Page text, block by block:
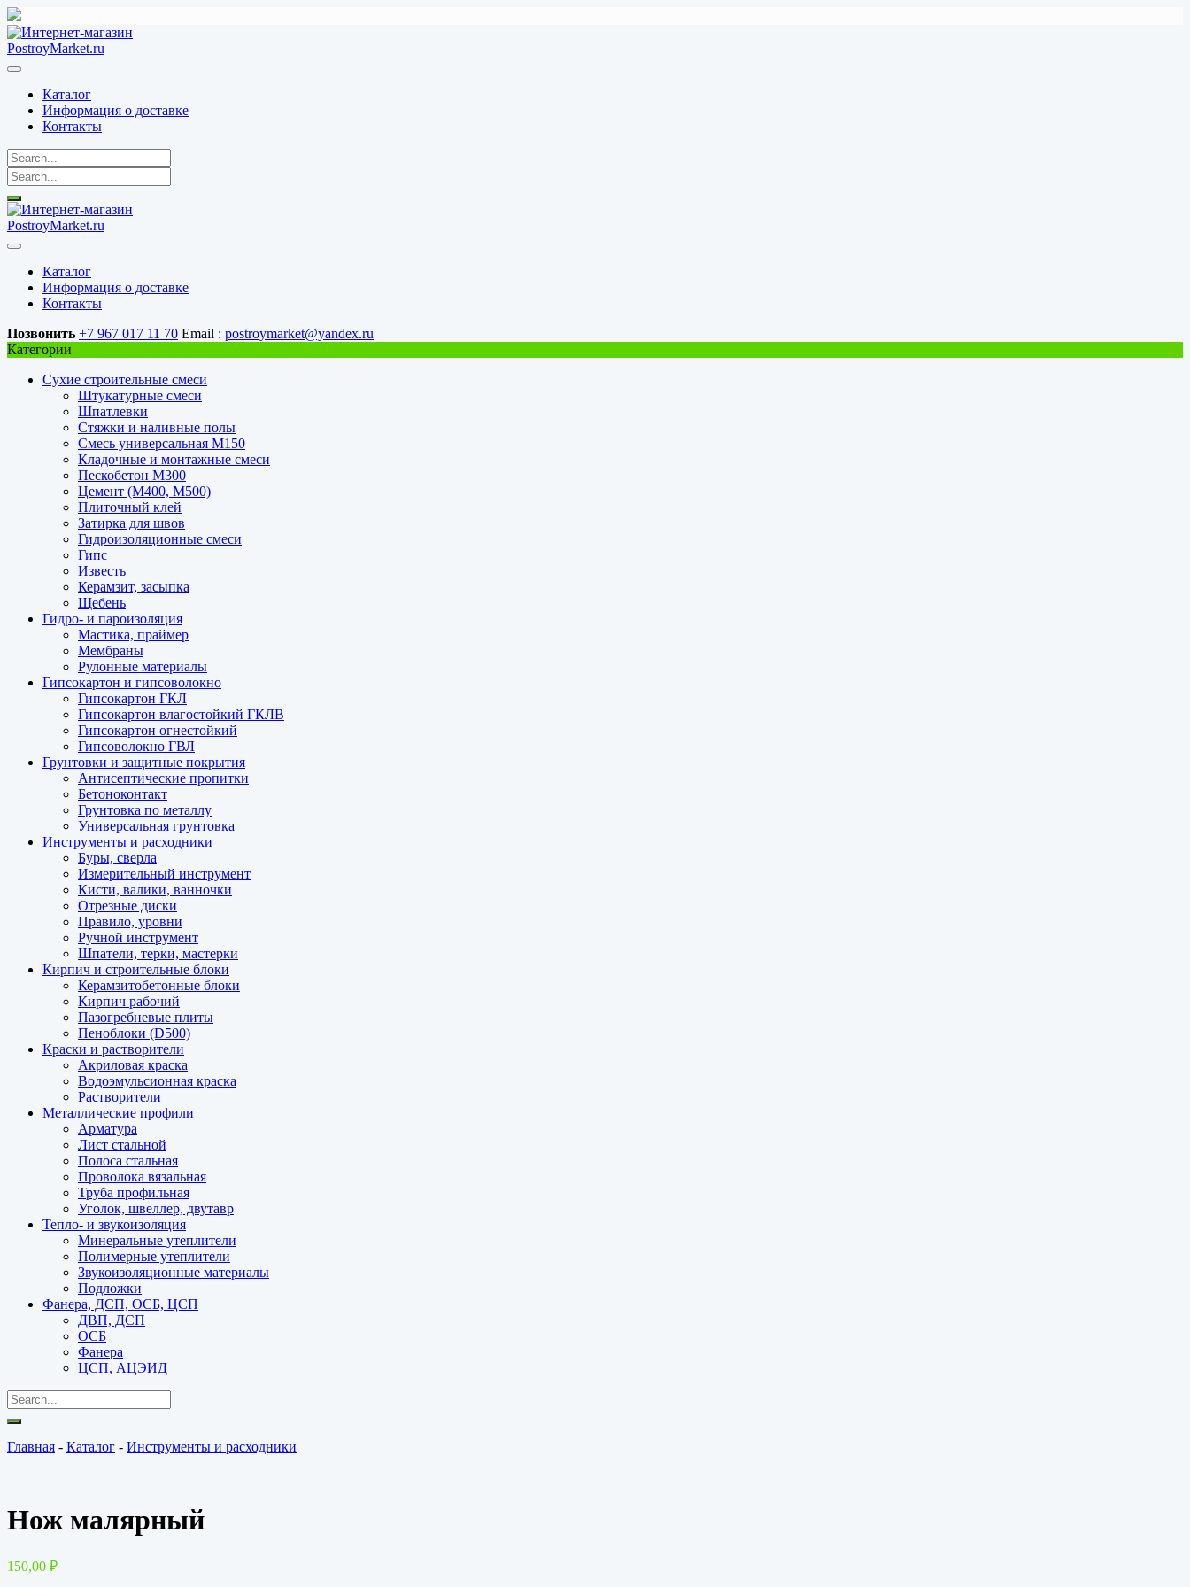
Перейти
к
содержимому
Каталог
Информация о доставке
Контакты
Каталог
Информация о доставке
Контакты
Позвонить +7 967 017 11 70 Email : postroymarket@yandex.ru
Категории
Сухие строительные смеси
Штукатурные смеси
Шпатлевки
Стяжки и наливные полы
Смесь универсальная М150
Кладочные и монтажные смеси
Пескобетон М300
Цемент (М400, М500)
Плиточный клей
Затирка для швов
Гидроизоляционные смеси
Гипс
Известь
Керамзит, засыпка
Щебень
Гидро- и пароизоляция
Мастика, праймер
Мембраны
Рулонные материалы
Гипсокартон и гипсоволокно
Гипсокартон ГКЛ
Гипсокартон влагостойкий ГКЛВ
Гипсокартон огнестойкий
Гипсоволокно ГВЛ
Грунтовки и защитные покрытия
Антисептические пропитки
Бетоноконтакт
Грунтовка по металлу
Универсальная грунтовка
Инструменты и расходники
Буры, сверла
Измерительный инструмент
Кисти, валики, ванночки
Отрезные диски
Правило, уровни
Ручной инструмент
Шпатели, терки, мастерки
Кирпич и строительные блоки
Керамзитобетонные блоки
Кирпич рабочий
Пазогребневые плиты
Пеноблоки (D500)
Краски и растворители
Акриловая краска
Водоэмульсионная краска
Растворители
Металлические профили
Арматура
Лист стальной
Полоса стальная
Проволока вязальная
Труба профильная
Уголок, швеллер, двутавр
Тепло- и звукоизоляция
Минеральные утеплители
Полимерные утеплители
Звукоизоляционные материалы
Подложки
Фанера, ДСП, ОСБ, ЦСП
ДВП, ДСП
ОСБ
Фанера
ЦСП, АЦЭИД
Главная - Каталог - Инструменты и расходники
Нож малярный
150,00 ₽